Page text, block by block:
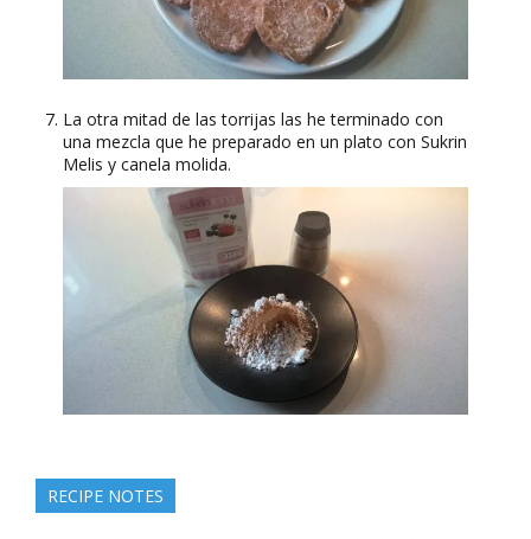
La otra mitad de las torrijas las he terminado con
una mezcla que he preparado en un plato con Sukrin
Melis y canela molida.
RECIPE NOTES